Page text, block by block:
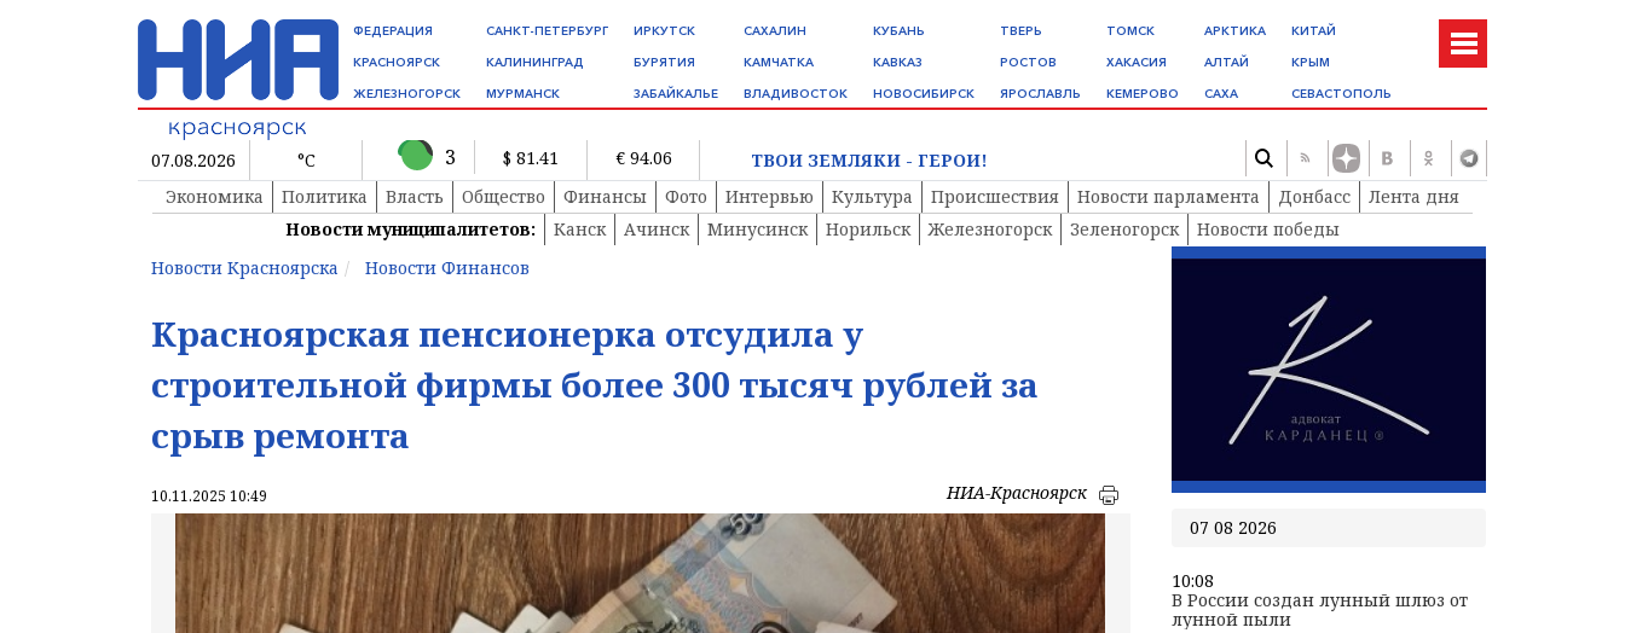
ФЕДЕРАЦИЯ
КРАСНОЯРСК
ЖЕЛЕЗНОГОРСК
САНКТ-ПЕТЕРБУРГ
КАЛИНИНГРАД
МУРМАНСК
ИРКУТСК
БУРЯТИЯ
ЗАБАЙКАЛЬЕ
САХАЛИН
КАМЧАТКА
ВЛАДИВОСТОК
КУБАНЬ
КАВКАЗ
НОВОСИБИРСК
ТВЕРЬ
РОСТОВ
ЯРОСЛАВЛЬ
ТОМСК
ХАКАСИЯ
КЕМЕРОВО
АРКТИКА
АЛТАЙ
САХА
КИТАЙ
КРЫМ
СЕВАСТОПОЛЬ
07.08.2026 °C 3 $ 81.41 € 94.06
ТВОИ ЗЕМЛЯКИ - ГЕРОИ!
Экономика
Политика Власть Общество Финансы Фото Интервью Культура Происшествия Новости парламента Донбасс
Лента дня
Новости муниципалитетов:
Канск Ачинск Минусинск Норильск Железногорск Зеленогорск
Новости победы
Новости Красноярска
Новости Финансов
Красноярская пенсионерка отсудила у
строительной фирмы более 300 тысяч рублей за
срыв ремонта
10.11.2025 10:49 НИА-Красноярск
07 08 2026
10:08
В России создан лунный шлюз от
лунной пыли